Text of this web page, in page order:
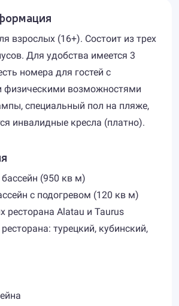
взрослых (16+). Состоит из трех
Для удобства имеется 3
номера для гостей с
физическими возможностями
специальный пол на пляже,
инвалидные кресла (платно).
(950 кв м)
с подогревом (120 кв м)
ресторана Alatau и Taurus
ресторана: турецкий, кубинский,